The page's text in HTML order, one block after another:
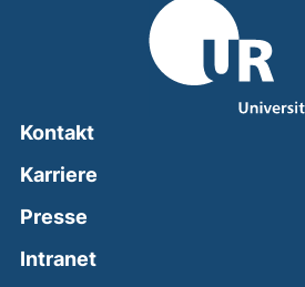
Kontakt
Karriere
Presse
Intranet(external link, opens